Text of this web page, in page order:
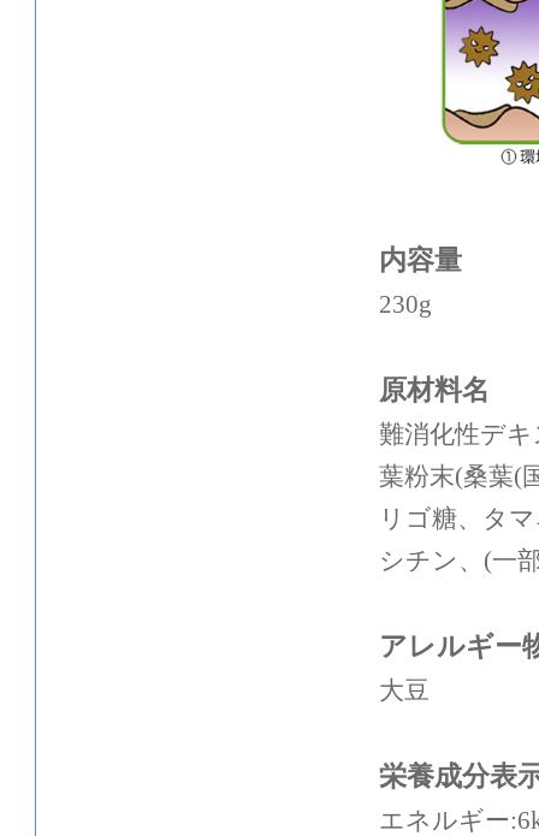
内容量
230g
原材料名
難消化性デ
葉粉末(桑葉(
リゴ糖、タ
シチン、(一
アレルギー
大豆
栄養成分表
エネルギー